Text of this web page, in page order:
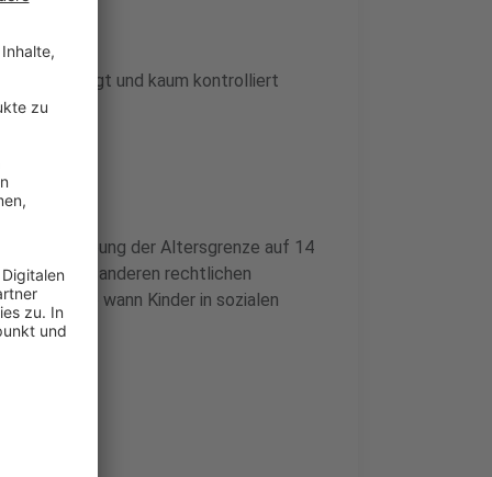
bei 13 liegt und kaum kontrolliert
Eine Anhebung der Altersgrenze auf 14
aus anderen rechtlichen
ab wann Kinder in sozialen